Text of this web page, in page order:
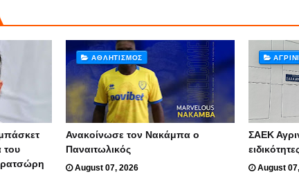
του
ΑΘΛΗΤΙΣΜΌΣ
Ανακοίνωσε τον Νακάμπα ο
Παναιτωλικός
August 07, 2026
ΣΑΕΚ
August